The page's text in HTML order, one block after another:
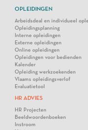
OPLEIDINGEN
Arbeidsdeal en individueel
Opleidingsplanning
Interne opleidingen
Externe opleidingen
Online opleidingen
Opleidingen voor bedienden
Kalender
Opleiding werkzoekenden
Vlaams opleidingsverlof
Evaluatietool
HR ADVIES
HR Projecten
Beeldwoordenboeken
Instroom